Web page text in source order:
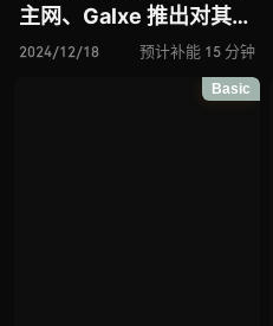
主网、Galxe 推出对其
Gravity 区块链的全新
EVM 升级方案 Gravity
2024/12/18 预计补能 15 分钟
Basic